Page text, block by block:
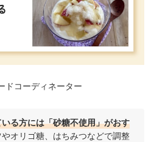
ドコーディネーター
る方には「砂糖不使用」がおす
オリゴ糖、はちみつなどで調整